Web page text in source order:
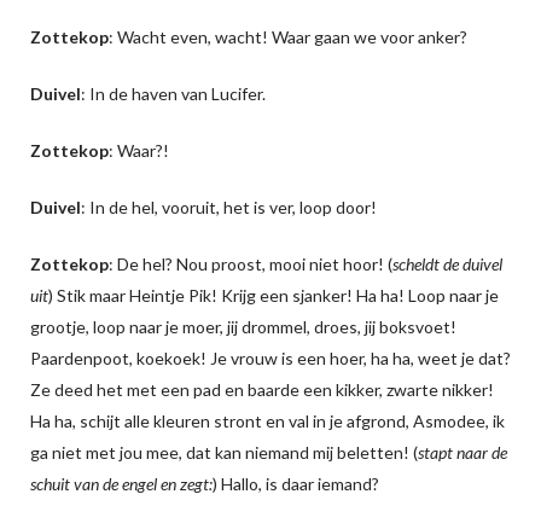
Zottekop: Wacht even, wacht! Waar gaan we voor anker?
Duivel: In de haven van Lucifer.
Zottekop: Waar?!
Duivel: In de hel, vooruit, het is ver, loop door!
Zottekop: De hel? Nou proost, mooi niet hoor! (scheldt de duivel
uit) Stik maar Heintje Pik! Krijg een sjanker! Ha ha! Loop naar je
grootje, loop naar je moer, jij drommel, droes, jij boksvoet!
Paardenpoot, koekoek! Je vrouw is een hoer, ha ha, weet je dat?
Ze deed het met een pad en baarde een kikker, zwarte nikker!
Ha ha, schijt alle kleuren stront en val in je afgrond, Asmodee, ik
ga niet met jou mee, dat kan niemand mij beletten! (stapt naar de
schuit van de engel en zegt:) Hallo, is daar iemand?